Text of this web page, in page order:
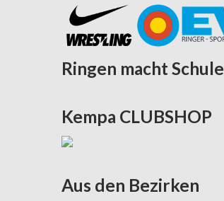
Ringen macht Schule
Kempa CLUBSHOP
Aus den Bezirken